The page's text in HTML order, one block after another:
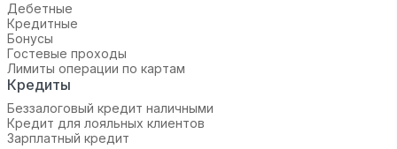
Дебетные
Кредитные
Бонусы
Гостевые проходы
Лимиты операции по картам
Кредиты
Беззалоговый кредит наличными
Кредит для лояльных клиентов
Зарплатный кредит